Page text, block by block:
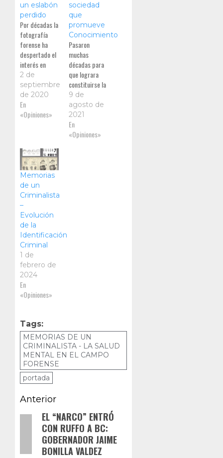
un eslabón
perdido
Por décadas la
fotografía
forense ha
despertado el
interés en
muchas
personas al
considerarla
como una
evidencia
perito
2 de
septiembre
de 2020
En
«Opiniones»
sociedad
que
promueve
Conocimiento
Pasaron
muchas
décadas para
que lograra
constituirse la
Sociedad de
Ciencias
Forenses en
Baja
California. Hoy
9 de
agosto de
2021
En
«Opiniones»
Memorias
de un
Criminalista
–
Evolución
de la
Identificación
Criminal
1 de
febrero de
2024
En
«Opiniones»
Tags:
MEMORIAS DE UN
CRIMINALISTA - LA SALUD
MENTAL EN EL CAMPO
FORENSE
portada
Navegación
de
entradas
Anterior
Entrada
anterior:
EL “NARCO” ENTRÓ
CON RUFFO A BC:
GOBERNADOR JAIME
BONILLA VALDEZ